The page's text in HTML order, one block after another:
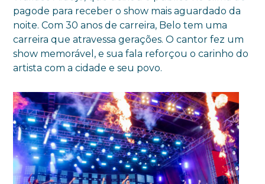
pagode para receber o show mais aguardado da
noite. Com 30 anos de carreira, Belo tem uma
carreira que atravessa gerações. O cantor fez um
show memorável, e sua fala reforçou o carinho do
artista com a cidade e seu povo.